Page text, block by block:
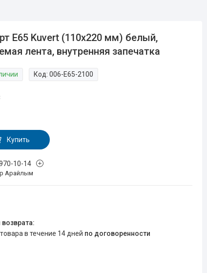
Е65 Kuvert (110х220 мм) белый,
лента, внутренняя запечатка
Код:006-Е65-2100
Купить
10-14
Арайлым
товара в течение 14 дней по договоренности